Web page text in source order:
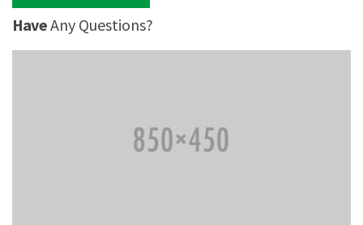
HaveAny Questions?